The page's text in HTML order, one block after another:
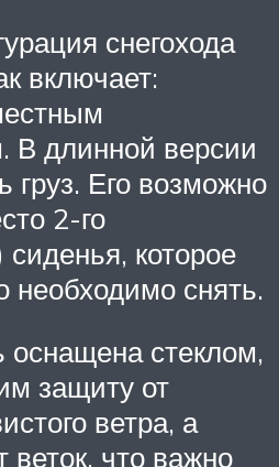
снегохода
включает:
В длинной версии
груз. Его возможно
2-го
сиденья, которое
необходимо снять.
оснащена стеклом,
защиту от
ветра, а
веток, что важно